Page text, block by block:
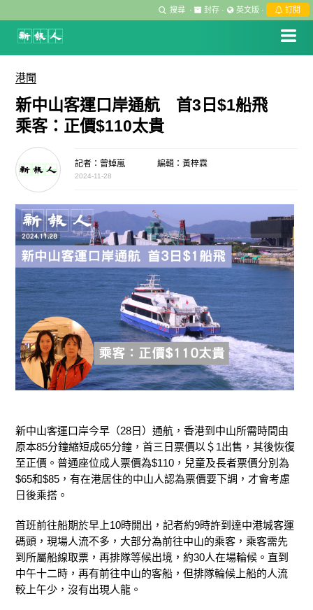
搜尋 · 封存 · 英文版 · 訂閱
港聞
新中山客運口岸通航 首3日$1船飛
乘客：正價$110太貴
記者：曾婥嵐 編輯：黃梓霖
2024-11-28
新中山客運口岸今早（28日）通航，香港到中山所需時間由
原本85分鐘縮短成65分鐘，首三日票價以＄1出售，其後恢復
至正價。普通座位成人票價為$110，兒童及長者票價分別為
$65和$85，有在港居住的中山人認為票價要下調，才會考慮
日後乘搭。
首班前往船期於早上10時開出，記者約9時許到達中港城客運
碼頭，現場人流不多，大部分為前往中山的乘客，乘客需先
到所屬船線取票，再排隊等候出境，約30人在場輪候。直到
中午十二時，再有前往中山的客船，但排隊輪候上船的人流
較上午少，沒有出現人龍。